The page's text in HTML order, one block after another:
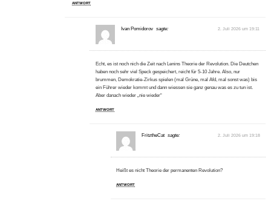
ANTWORT
Ivan Pomidorov sagte: 2. Juli 2026 um 19:11
Echt, es ist noch nich die Zeit nach Lenins Theorie der Revolution. Die Deutchen
haben noch sehr viel Speck gespeichert, reicht für 5-10 Jahre. Also, nur
brummen, Demokratie-Zirkus spielen (mal Grüne, mal Afd, mal sonst was) bis
ein Führer wieder kommt und dann wiessen sie ganz genau was es zu tun ist.
Aber danach wieder „nie wieder“
ANTWORT
FritztheCat sagte: 2. Juli 2026 um 19:18
Heißt es nicht Theorie der permanenten Revolution?
ANTWORT